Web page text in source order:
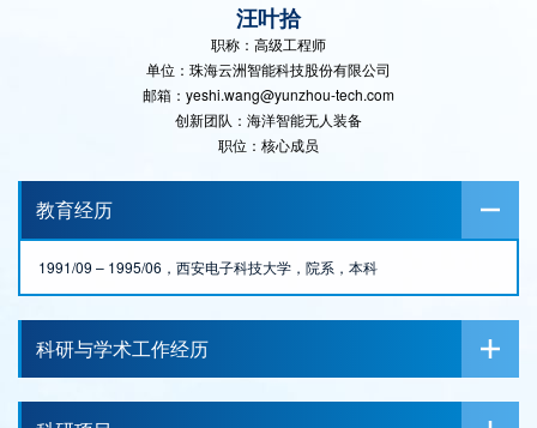
汪叶拾
职称：高级工程师
单位：珠海云洲智能科技股份有限公司
邮箱：yeshi.wang@yunzhou-tech.com
创新团队：海洋智能无人装备
职位：核心成员
教育经历
1991/09 – 1995/06，西安电子科技大学，院系，本科
科研与学术工作经历